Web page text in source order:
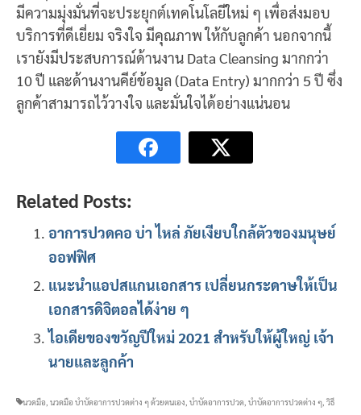
มีความมุ่งมั่นที่จะประยุกต์เทคโนโลยีใหม่ ๆ เพื่อส่งมอบ
บริการที่ดีเยี่ยม จริงใจ มีคุณภาพ ให้กับลูกค้า นอกจากนี้
เรายังมีประสบการณ์ด้านงาน Data Cleansing มากกว่า
10 ปี และด้านงานคีย์ข้อมูล (Data Entry) มากกว่า 5 ปี ซึ่ง
ลูกค้าสามารถไว้วางใจ และมั่นใจได้อย่างแน่นอน
Related Posts:
อาการปวดคอ บ่า ไหล่ ภัยเงียบใกล้ตัวของมนุษย์
ออฟฟิศ
แนะนำแอปสแกนเอกสาร เปลี่ยนกระดาษให้เป็น
เอกสารดิจิตอลได้ง่าย ๆ
ไอเดียของขวัญปีใหม่ 2021 สำหรับให้ผู้ใหญ่ เจ้า
นายและลูกค้า
นวดมือ นวดมือ บำบัดอาการปวดต่าง ๆ ด้วยตนเอง บำบัดอาการปวด บำบัดอาการปวดต่าง ๆ วิธี